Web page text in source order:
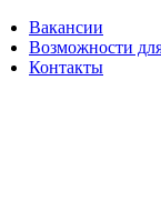
Вакансии
Возможности
Контакты